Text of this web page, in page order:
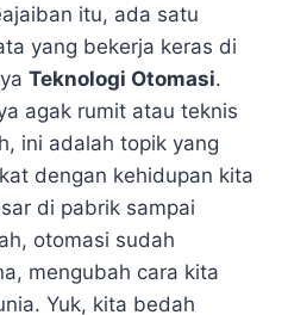
itu, ada satu
yang bekerja keras di
Teknologi Otomasi.
agak rumit atau teknis
ini adalah topik yang
dengan kehidupan kita
di pabrik sampai
otomasi sudah
mengubah cara kita
Yuk, kita bedah